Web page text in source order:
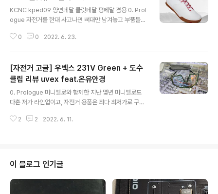
사이즈에 대해서 미리 이야기를 하려고 한다. 내 발이 260
mm라 US8 사이즈를 골랐다. 걔는 변환하면 262mm 사
사이즈는 딱 맞았다. 그런데 발등이 완전이 짜부가 되서 피
KCNC kped09 양면페달 클릿페달 평페달 겸용 0. Prol
ogue 자전거를 한대 사고나면 뼈대만 남겨놓고 부품들을
부품을 구해본다. 다혼을 개조하던 예전 생각이 난다. 이번
라볼 생각이다. 로드 자전거에 굳이 MTB용 양면 페달을
고른 이유도 사실은 하이브리드로 타겠다는 목적에 따른
것이다. 즉, 평일에는 도심에서 타거나 주말에는 교외로 장
거리를 타거나 하는 두가지 목적을 충족시키는 것이 이 하
이브리드 페달인 것이다. 게다가 거기에 맞춰 일상화로 신
을 수 있는 클릿슈즈를 같이 구비하면 기분에 따라 클릿으
0 0 2022. 6. 23.
[자전거 고글] 우벡스 231V Green + 도수
클립 리뷰 uvex feat.온유안경
0. Prologue 미니벨로와 함께한 지난 몇년 미니벨로도
다혼 저가 라인업이고, 자전거 용품은 죄다 최저가로 구매
내가 쓰던 헬멧은 우라칸이라는 제품으로 고글과 헬멧이
이 안경 쓴 사람들은 고글이나 선글라스도 그냥은 못 쓰기
때문에 불편하긴 하다. 그래서 나온 것이 바로 이 헬멧에 부
착된 고글 형식 예전에는 이런 제품이 별로 없었던 것 같은
데 요즘은 많이 출시된 것 같다. 고글 일체형 헬멧 구글 검
2 2 2022. 6. 11.
이 블로그 인기글